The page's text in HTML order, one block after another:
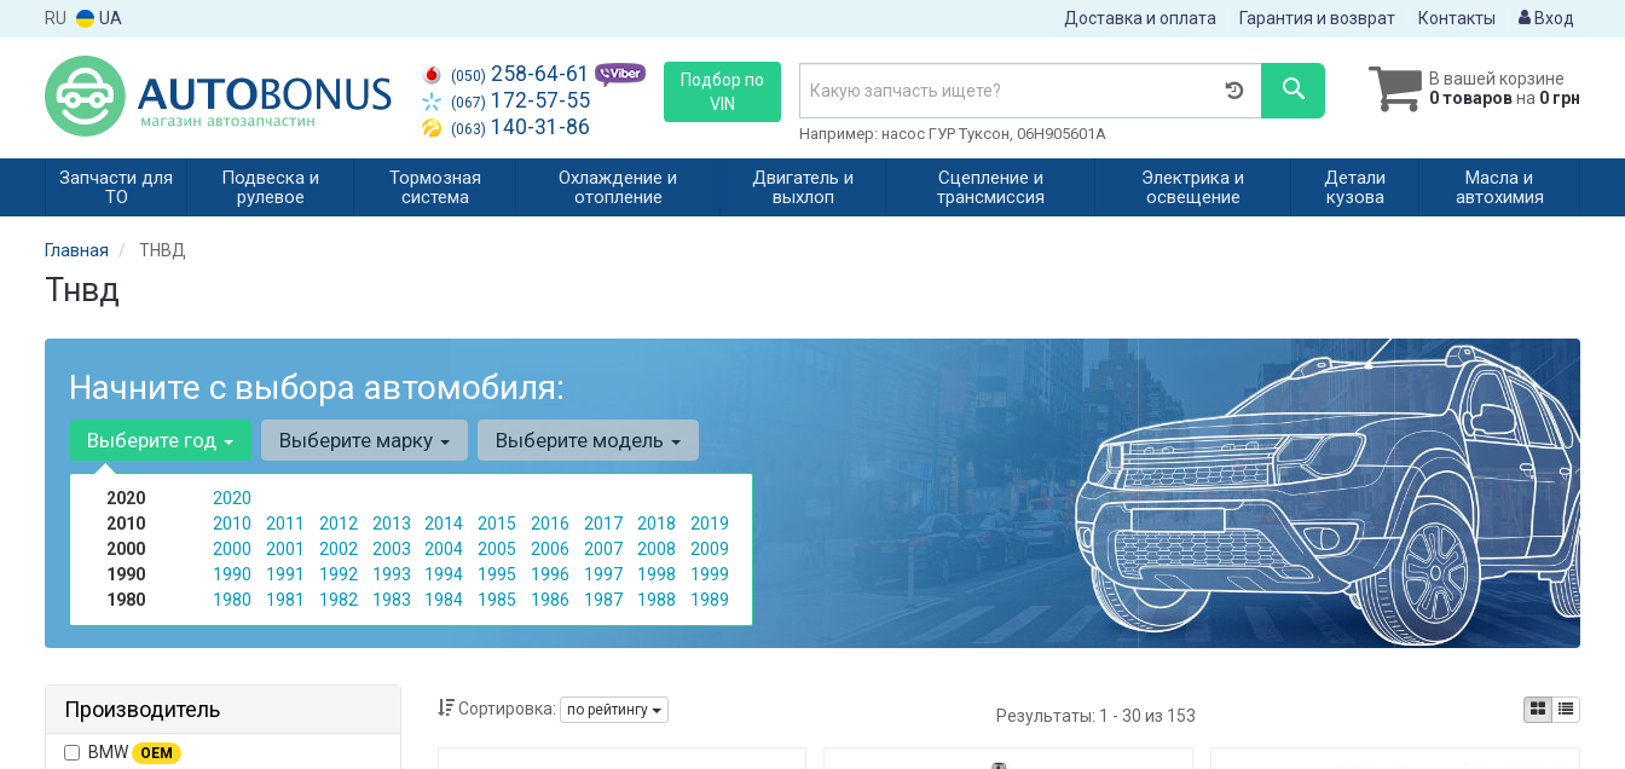
RU UA Доставка и оплата Гарантия и возврат Контакты Вход
(050) 258-64-61
(067) 172-57-55
(063) 140-31-86
Подбор по
VIN
В вашей корзине
0 товаровна 0 грн
Например: насос ГУР Туксон, 06H905601A
Запчасти для
ТО
Подвеска и
рулевое
Тормозная
система
Охлаждение и
отопление
Двигатель и
выхлоп
Сцепление и
трансмиссия
Электрика и
освещение
Детали
кузова
Масла и
автохимия
Главная ТНВД
Тнвд
Начните с выбора автомобиля:
Выберите год
2020
2020
2010
2010 2011 2012 2013 2014 2015 2016 2017 2018
2019
2000
2000 2001 2002 2003 2004 2005 2006 2007 2008
2009
1990
1990 1991 1992 1993 1994 1995 1996 1997 1998
1999
1980
1980 1981 1982 1983 1984 1985 1986 1987 1988 1989
Выберите марку Выберите модель
Производитель
BMW OEM
Сортировка: по рейтингу Результаты: 1 - 30 из 153